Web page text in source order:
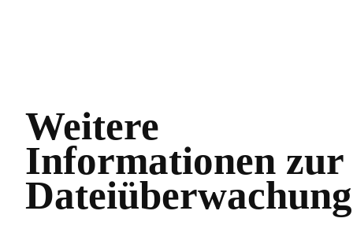
Weitere
Informationen zur
Dateiüberwachung